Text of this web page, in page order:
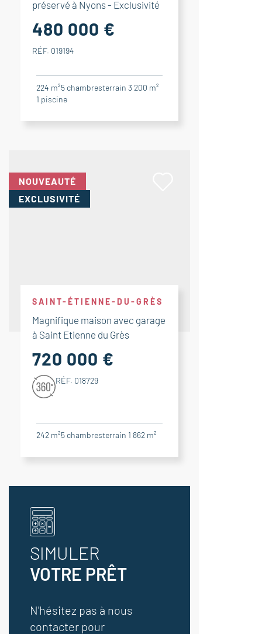
préservé à Nyons - Exclusivité
480 000 €
RÉF. 019194
224 m²5 chambresterrain 3 200 m²
1 piscine
NOUVEAUTÉ
EXCLUSIVITÉ
SAINT-ÉTIENNE-DU-GRÈS
Magnifique maison avec garage
à Saint Etienne du Grès
720 000 €
RÉF. 018729
242 m²5 chambresterrain 1 862 m²
SIMULER
VOTRE PRÊT
N'hésitez pas à nous
contacter pour